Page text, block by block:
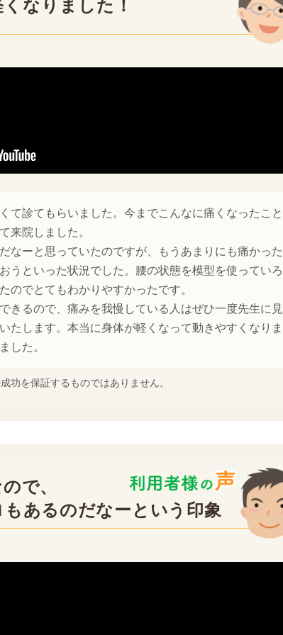
なりました！
て診てもらいました。今までこんなに痛くなったこと
来院しました。
なーと思っていたのですが、もうあまりにも痛かった
うといった状況でした。腰の状態を模型を使っていろ
のでとてもわかりやすかったです。
きるので、痛みを我慢している人はぜひ一度先生に見
たします。本当に身体が軽くなって動きやすくなりま
した。
功を保証するものではありません。
で、
あるのだなーという印象